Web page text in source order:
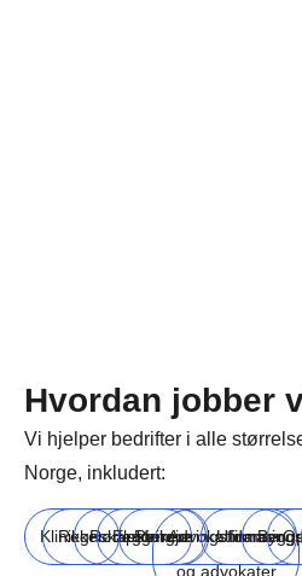
Hvordan jobber
Vi hjelper bedrifter i alle
Norge, inkludert:
Klinikker
Regnskapsførere
Rørleggere
Elektrikere
Rengjøringsfirmaer
Advokatfirmaer
og advokater